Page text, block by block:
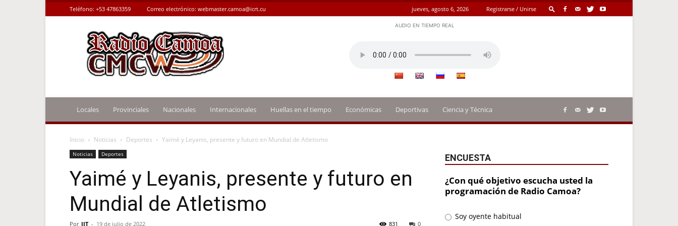
jueves, agosto 6, 2026 Registrarse / Unirse
Teléfono: +53 47863359 Correo electrónico: webmaster.camoa@icrt.cu
Radio
Camoa
AUDIO EN TIEMPO REAL
Locales Provinciales Nacionales Internacionales Huellas en el tiempo Económicas Deportivas Ciencia y Técnica
Inicio Noticias Deportes Yaimé y Leyanis, presente y futuro en Mundial de Atletismo
Noticias Deportes
Yaimé y Leyanis, presente y futuro en
Mundial de Atletismo
Por JIT - 19 de julio de 2022 0
831
ENCUESTA
¿Con qué objetivo escucha usted la
programación de Radio Camoa?
Soy oyente habitual